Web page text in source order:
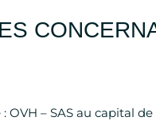
OVH – SAS au capital